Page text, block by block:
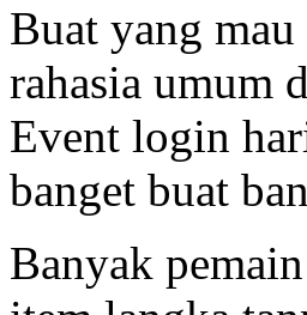
Buat yang
rahasia umum
Event login
banget buat
Banyak